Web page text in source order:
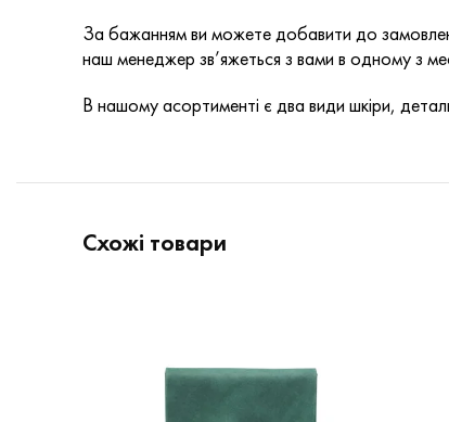
За бажанням ви можете добавити до
наш менеджер зв’яжеться з вами в одному з
В нашому асортименті є два види шкіри,
Схожі товари